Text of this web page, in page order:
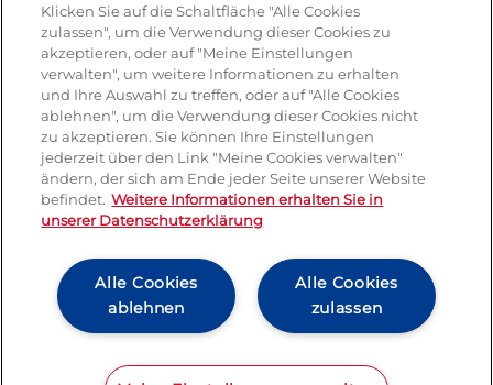
Tiramisu
Vegetarisch
Produkte
Mozzarella
Mascarpone
Ricotta
Gorgonzola
Klicken Sie auf die Schaltfläche "Alle Cookies
zulassen", um die Verwendung dieser Cookies zu
akzeptieren, oder auf "Meine Einstellungen
verwalten", um weitere Informationen zu erhalten
und Ihre Auswahl zu treffen, oder auf "Alle Cookies
ablehnen", um die Verwendung dieser Cookies nicht
zu akzeptieren. Sie können Ihre Einstellungen
jederzeit über den Link "Meine Cookies verwalten"
ändern, der sich am Ende jeder Seite unserer Website
befindet. Weitere Informationen erhalten Sie in
unserer Datenschutzerklärung
Alle Cookies
zulassen
Alle Cookies
ablehnen